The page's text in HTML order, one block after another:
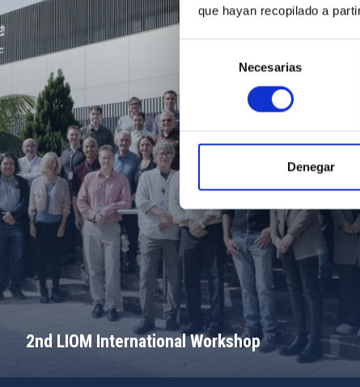
que hayan recopilado a
consentimiento
Necesarias
Denegar
2nd LIOM International Workshop